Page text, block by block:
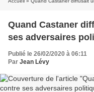
Quand Castaner
ses adversaires
Publié le 26/02/2020 à 06:11
Par Jean Lévy